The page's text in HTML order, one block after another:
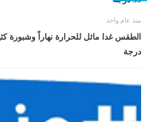
منذ عام واحد
درجة